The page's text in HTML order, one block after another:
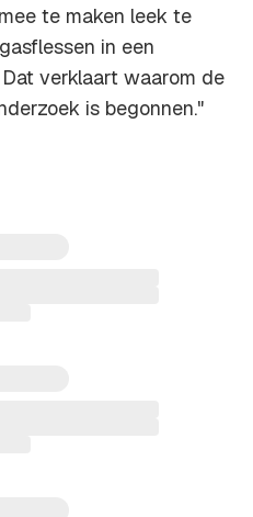
te maken leek te
in een
verklaart waarom de
is begonnen."